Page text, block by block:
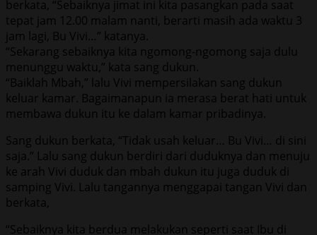
berkata, “Sebaiknya jimat ini kita pasangkan pada saat
tepat jam 12.00 malam nanti, berarti masih ada waktu 3
jam lagi, Bu Vivi…” katanya.
“Sekarang sebaiknya kita ngomong-ngomong saja dulu
menunggu waktu,” kata sang dukun.
“Baiklah Mbah,” lalu Vivi mempersilakan sang dukun
keluar kamar. Bagaimanapun ia merasa berat hati untuk
membawa dukun itu ke dalam kamar pribadinya.
Sang dukun berkata, “Tidak usah keluar… Bu Vivi… di sini
saja.” Lalu sang dukun berdiri dari duduknya dan menuju
ke arah Vivi duduk dan mbah dukun itu juga duduk di
samping Vivi. Lalu tangannya menggapai tangan Vivi dan
berkata,
“Sebaiknya kita berdua melakukan seperti saat Ibu di